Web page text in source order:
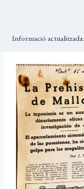
Informació actualitzada: